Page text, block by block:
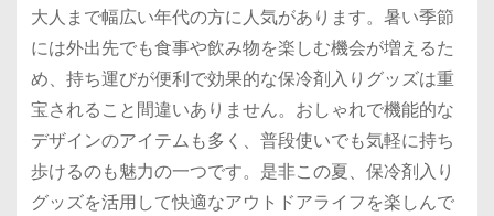
大人まで幅広い年代の方に人気があります。暑い季節
には外出先でも食事や飲み物を楽しむ機会が増えるた
め、持ち運びが便利で効果的な保冷剤入りグッズは重
宝されること間違いありません。おしゃれで機能的な
デザインのアイテムも多く、普段使いでも気軽に持ち
歩けるのも魅力の一つです。是非この夏、保冷剤入り
グッズを活用して快適なアウトドアライフを楽しんで